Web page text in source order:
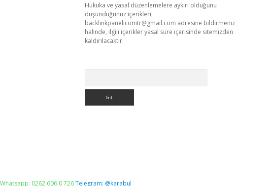
Hukuka ve yasal düzenlemelere aykırı olduğunu
düşündüğünüz içerikleri,
backlinkpanelicomtr@gmail.com adresine bildirmeniz
halinde, ilgili içerikler yasal süre içerisinde sitemizden
kaldırılacaktır.
Whatsapp: 0262 606 0 726Telegram: @karabul